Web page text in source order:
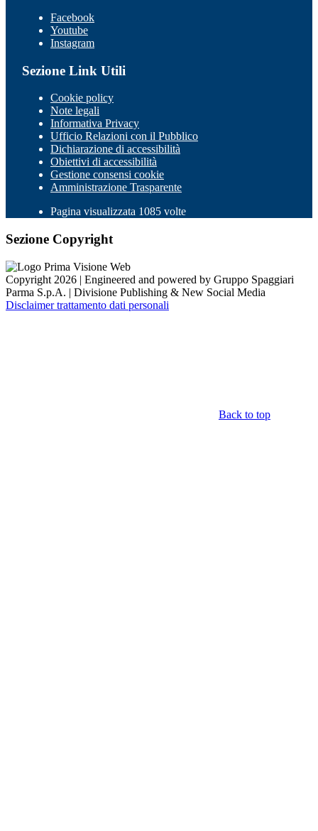
Facebook
Youtube
Instagram
Sezione Link Utili
Cookie policy
Note legali
Informativa Privacy
Ufficio Relazioni con il Pubblico
Dichiarazione di accessibilità
Obiettivi di accessibilità
Gestione consensi cookie
Amministrazione Trasparente
Pagina visualizzata 1085 volte
Sezione Copyright
Copyright 2026 | Engineered and powered by Gruppo Spaggiari
Parma S.p.A. | Divisione Publishing & New Social Media
Disclaimer trattamento dati personali
Back to top